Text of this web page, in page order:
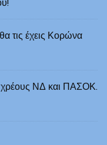
τις έχεις Κορώνα
χρέους ΝΔ και ΠΑΣΟΚ.